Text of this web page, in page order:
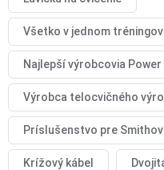
Všetko v jednom
Najlepší výrobcovia Power
Výrobca telocvičného
Príslušenstvo pre
Krížový kábel